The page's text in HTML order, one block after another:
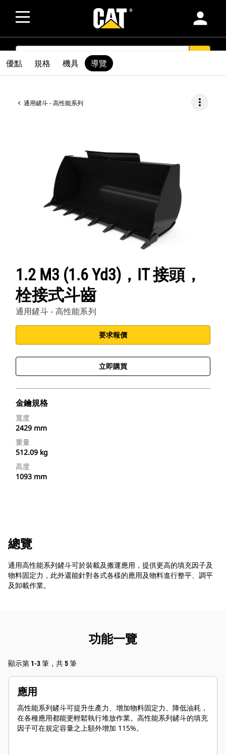
person
SEARCH
通用鏟斗 - 高性能系列 more_vert
1.2 M3 (1.6 Yd3)，IT 接頭，
栓接式斗齒
通用鏟斗 - 高性能系列
要求報價
立即購買
金鑰規格
寬度
2429 mm
重量
512.09 kg
高度
1093 mm
優點 規格 機具 導覽
總覽
通用高性能系列鏟斗可於裝載及搬運應用，提供更高的填充因子及
物料固定力，此外還能針對各式各樣的應用及物料進行整平、調平
及卸載作業。
功能一覽
顯示第 1-3 筆，共 5 筆
應用
高性能系列鏟斗可提升生產力、增加物料固定力、降低油耗，
在各種應用都能更輕鬆執行堆放作業。高性能系列鏟斗的填充
因子可在規定容量之上額外增加 115%。